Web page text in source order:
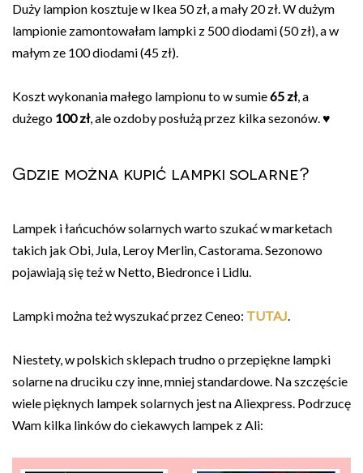
Duży lampion kosztuje w Ikea 50 zł, a mały 20 zł. W dużym
lampionie zamontowałam lampki z 500 diodami (50 zł), a w
małym ze 100 diodami (45 zł).
Koszt wykonania małego lampionu to w sumie65 zł, a
dużego 100 zł, ale ozdoby posłużą przez kilka sezonów. ♥
Gdzie można kupić lampki solarne?
Lampek i łańcuchów solarnych warto szukać w marketach
takich jak Obi, Jula, Leroy Merlin, Castorama. Sezonowo
pojawiają się też w Netto, Biedronce i Lidlu.
Lampki można też wyszukać przez Ceneo: TUTAJ.
Niestety, w polskich sklepach trudno o przepiękne lampki
solarne na druciku czy inne, mniej standardowe. Na szczęście
wiele pięknych lampek solarnych jest na Aliexpress. Podrzucę
Wam kilka linków do ciekawych lampek z Ali: